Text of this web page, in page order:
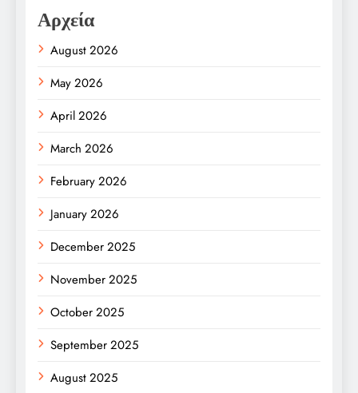
Αρχεία
August 2026
May 2026
April 2026
March 2026
February 2026
January 2026
December 2025
November 2025
October 2025
September 2025
August 2025